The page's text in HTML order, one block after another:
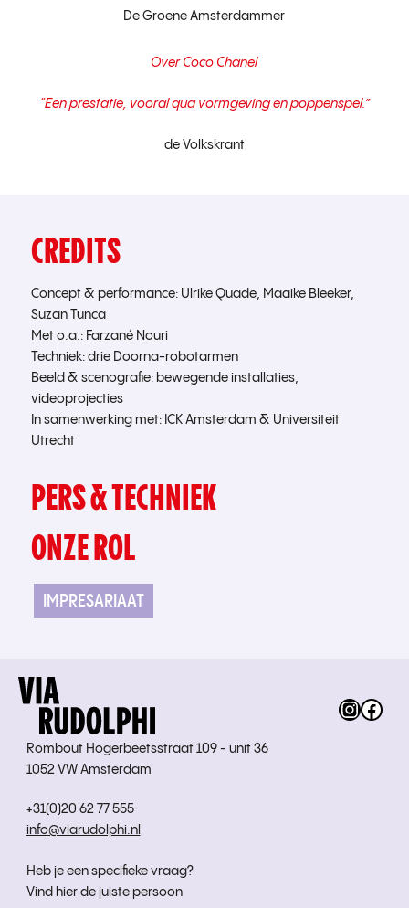
De Groene Amsterdammer
Over Coco Chanel
“Een prestatie, vooral qua vormgeving en poppenspel.”
de Volkskrant
CREDITS
Concept & performance: Ulrike Quade, Maaike Bleeker,
Suzan Tunca
Met o.a.: Farzané Nouri
Techniek: drie Doorna-robotarmen
Beeld & scenografie: bewegende installaties,
videoprojecties
In samenwerking met: ICK Amsterdam & Universiteit
Utrecht
PERS & TECHNIEK
ONZE ROL
IMPRESARIAAT
Rombout Hogerbeetsstraat 109 - unit 36
1052 VW Amsterdam
+31(0)20 62 77 555
info@viarudolphi.nl
Heb je een specifieke vraag?
Vind hier de juiste persoon